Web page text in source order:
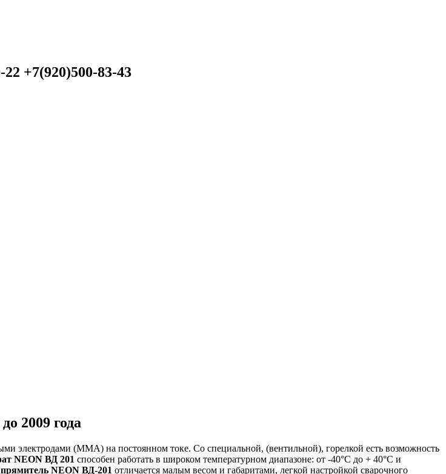
83-43
2009 года
электродами (ММА) на постоянном токе. Со специальной, (вентильной), горелкой есть возможность
NEON ВД 201 способен работать в широком температурном диапазоне: от -40°С до + 40°С и
NEON ВД-201 отличается малым весом и габаритами, легкой настройкой сварочного